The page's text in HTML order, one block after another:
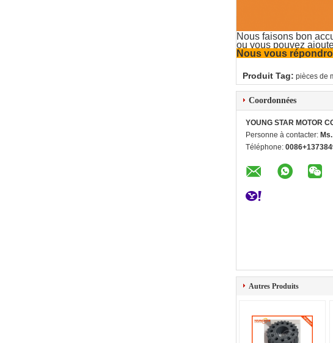
Nous faisons bon
ou vous pouvez
Nous vous
Produit Tag: pièces de
Coordonnées
YOUNG STAR MOTOR
Personne à contacter:
Téléphone:
Autres Produits